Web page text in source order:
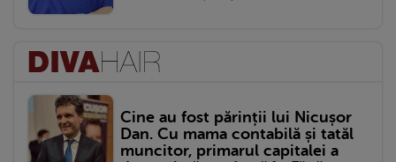
Cine au fost părinții lui Nicușor
Dan. Cu mama contabilă și tatăl
muncitor, primarul capitalei a